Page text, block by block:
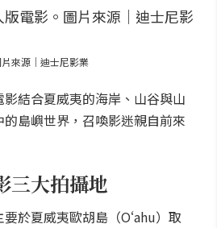
來源｜迪士尼影業
影結合夏威夷的海岸、山谷與山
島嶼世界，召喚影迷親自前來
三大拍攝地
於夏威夷歐胡島（Oʻahu）取